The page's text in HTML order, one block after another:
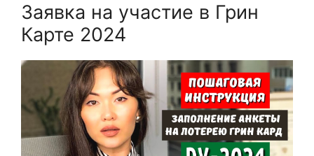
Заявка на участие в Грин
Карте 2024